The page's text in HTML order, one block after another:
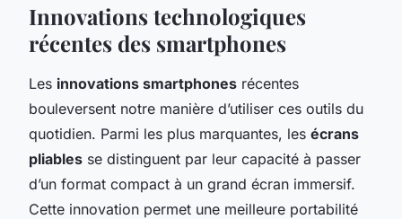
Innovations technologiques
récentes des smartphones
Les innovations smartphones récentes
bouleversent notre manière d’utiliser ces outils du
quotidien. Parmi les plus marquantes, les écrans
pliables se distinguent par leur capacité à passer
d’un format compact à un grand écran immersif.
Cette innovation permet une meilleure portabilité